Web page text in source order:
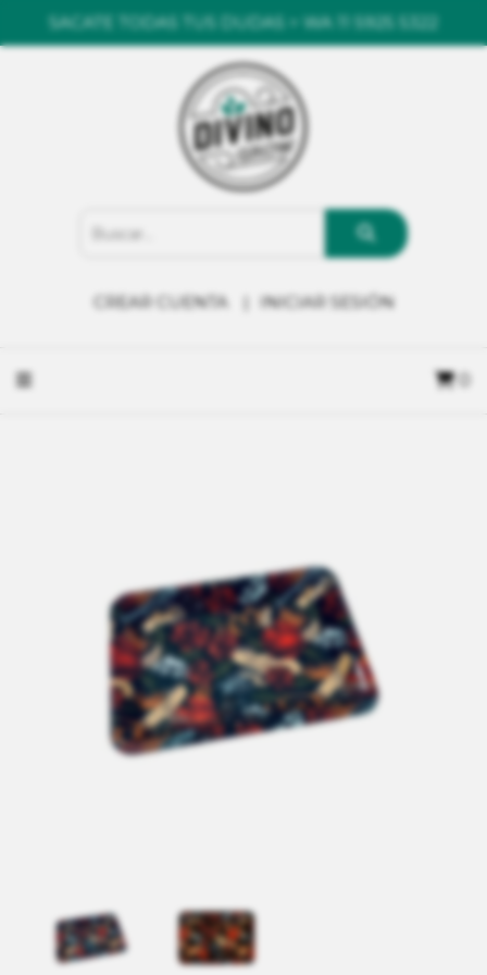
SACATE TODAS TUS DUDAS > WA 11 5925 5322
CREAR CUENTA INICIAR SESIÓN